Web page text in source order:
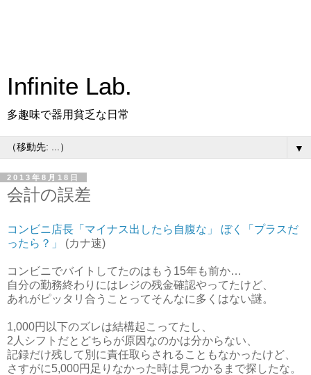
Infinite Lab.
多趣味で器用貧乏な日常
▼
2013年8月18日
会計の誤差
コンビニ店長「マイナス出したら自腹な」 ぼく「プラスだ
ったら？」
(カナ速)
コンビニでバイトしてたのはもう15年も前か…
自分の勤務終わりにはレジの残金確認やってたけど、
あれがピッタリ合うことってそんなに多くはない謎。
1,000円以下のズレは結構起こってたし、
2人シフトだとどちらが原因なのかは分からない、
記録だけ残して別に責任取らされることもなかったけど、
さすがに5,000円足りなかった時は見つかるまで探したな。